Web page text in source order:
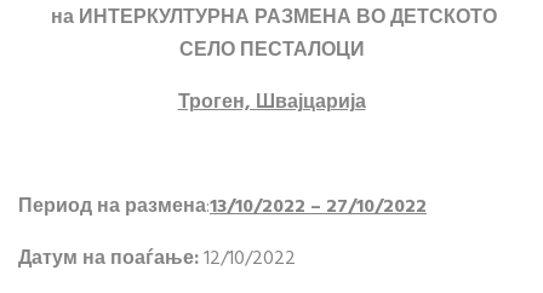
на ИНТЕРКУЛТУРНА РАЗМЕНА ВО ДЕТСКОТО
СЕЛО ПЕСТАЛОЦИ
Троген, Швајцарија
Период на размена:13/10/2022 – 27/10/2022
Датум на поаѓање:12/10/2022